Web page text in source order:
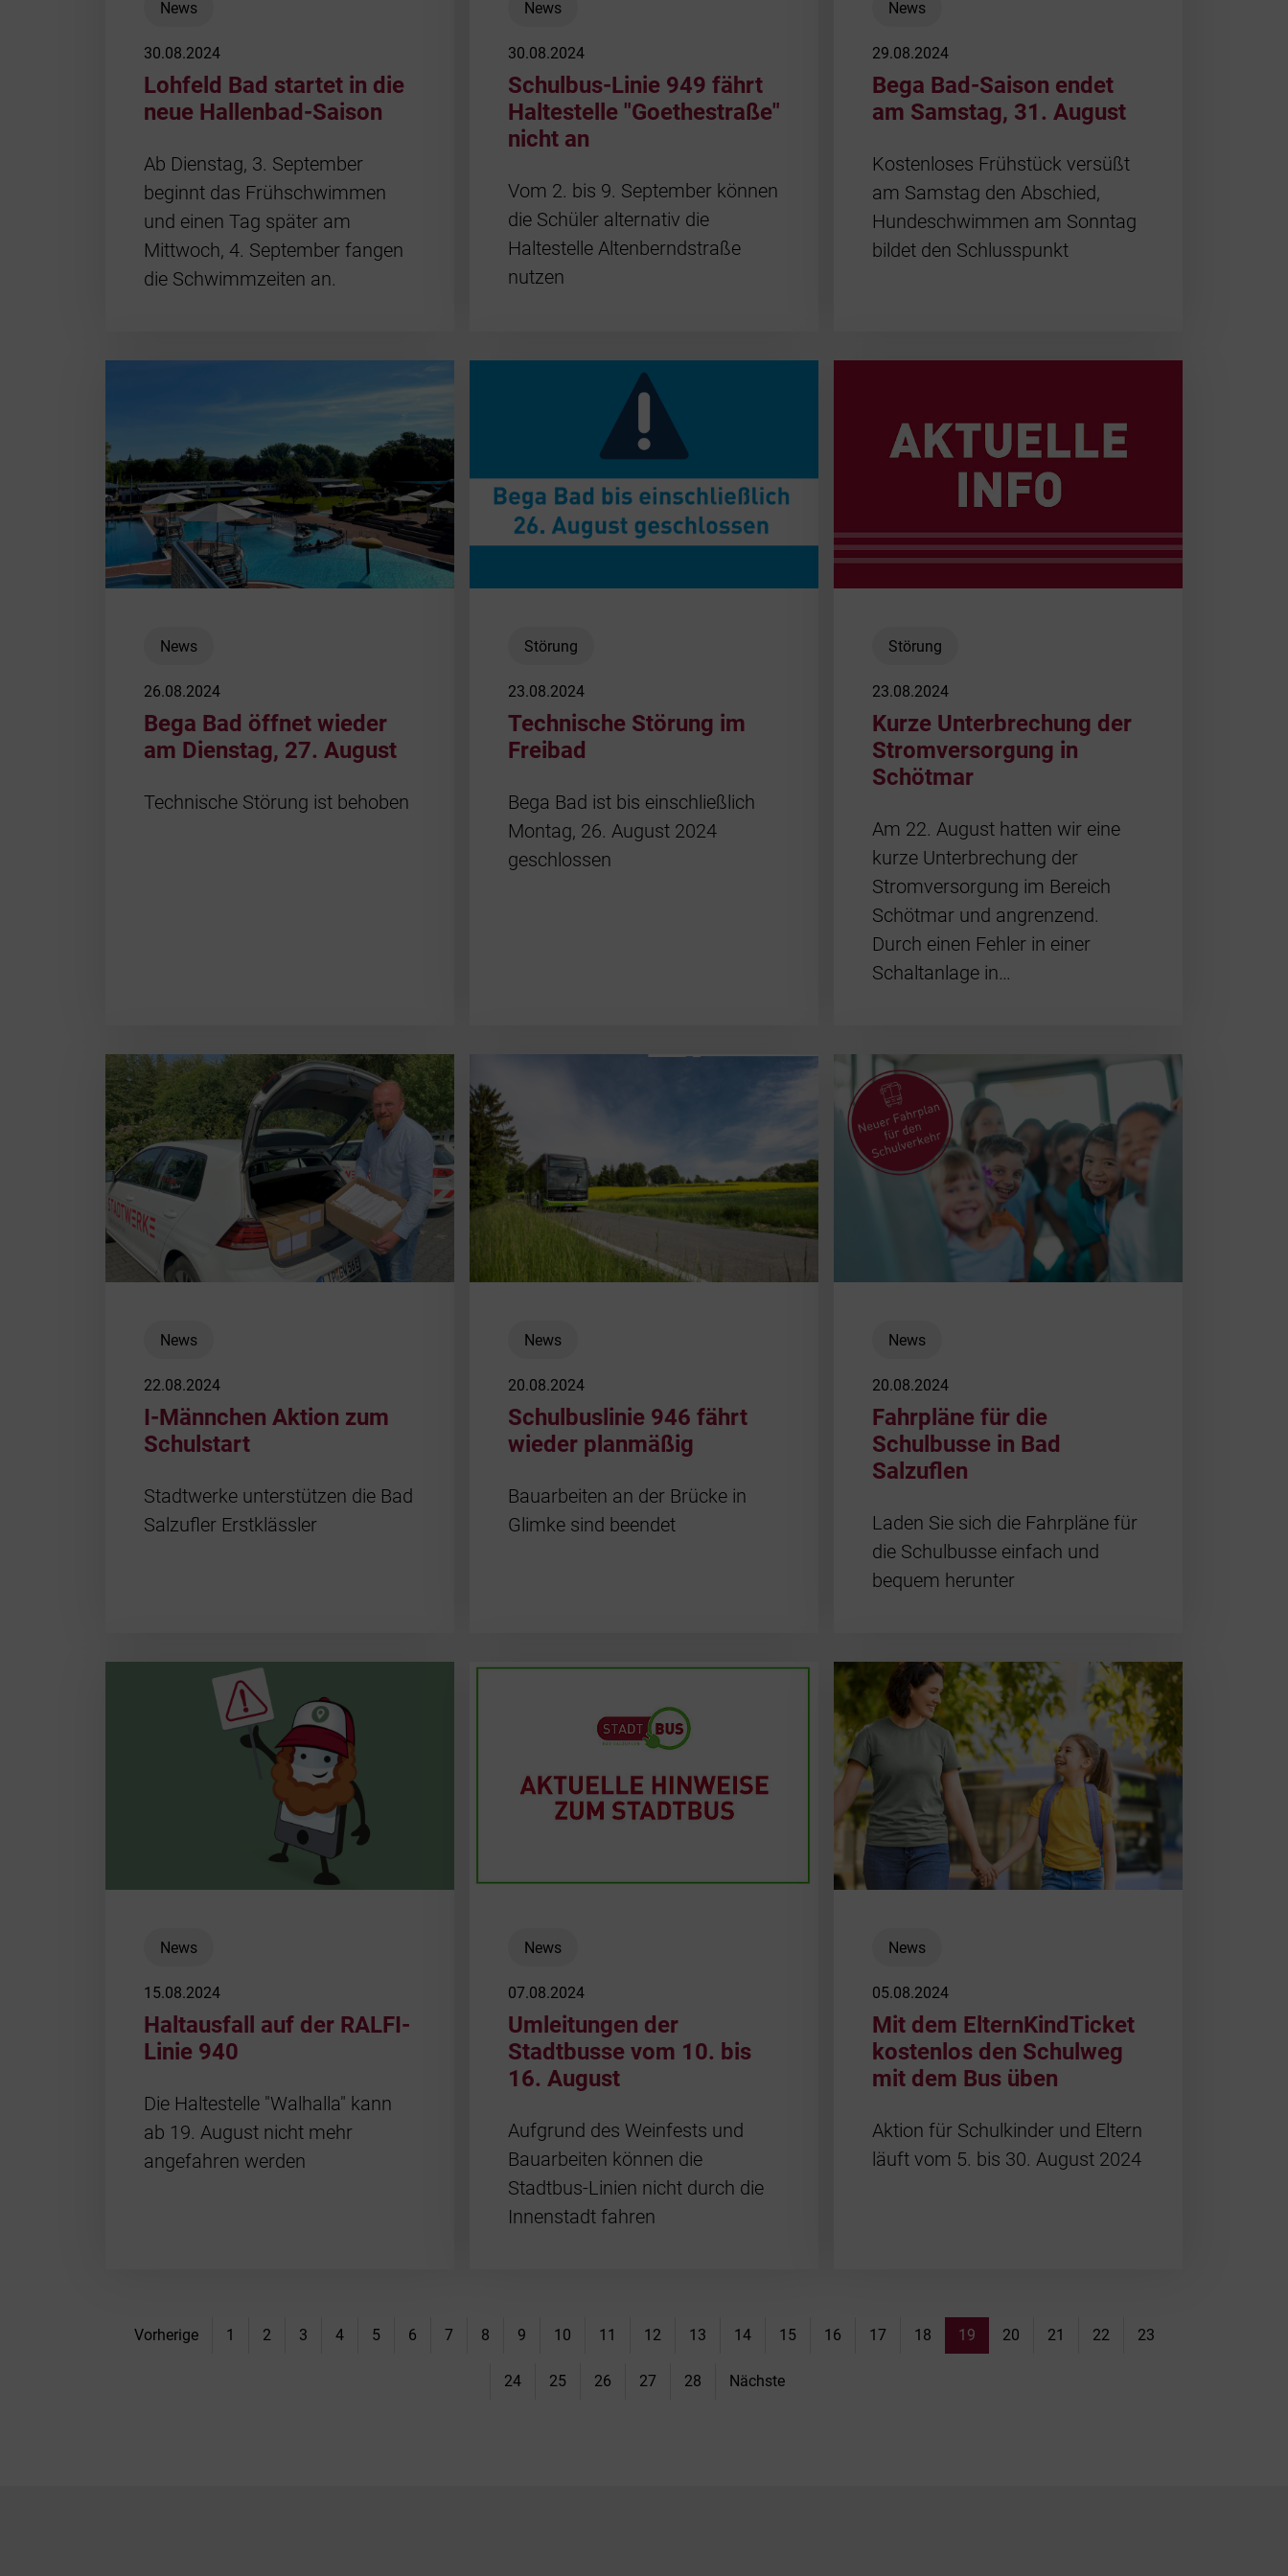
News
30.08.2024
Lohfeld Bad startet in die
neue Hallenbad-Saison
Ab Dienstag, 3. September
beginnt das Frühschwimmen
und einen Tag später am
Mittwoch, 4. September fangen
die Schwimmzeiten an.
News
30.08.2024
Schulbus-Linie 949 fährt
Haltestelle "Goethestraße"
nicht an
Vom 2. bis 9. September können
die Schüler alternativ die
Haltestelle Altenberndstraße
nutzen
News
29.08.2024
Bega Bad-Saison endet
am Samstag, 31. August
Kostenloses Frühstück versüßt
am Samstag den Abschied,
Hundeschwimmen am Sonntag
bildet den Schlusspunkt
News
26.08.2024
Bega Bad öffnet wieder
am Dienstag, 27. August
Technische Störung ist behoben
Störung
23.08.2024
Technische Störung im
Freibad
Bega Bad ist bis einschließlich
Montag, 26. August 2024
geschlossen
Störung
23.08.2024
Kurze Unterbrechung der
Stromversorgung in
Schötmar
Am 22. August hatten wir eine
kurze Unterbrechung der
Stromversorgung im Bereich
Schötmar und angrenzend.
Durch einen Fehler in einer
Schaltanlage in…
News
22.08.2024
I-Männchen Aktion zum
Schulstart
Stadtwerke unterstützen die Bad
Salzufler Erstklässler
News
20.08.2024
Schulbuslinie 946 fährt
wieder planmäßig
Bauarbeiten an der Brücke in
Glimke sind beendet
News
20.08.2024
Fahrpläne für die
Schulbusse in Bad
Salzuflen
Laden Sie sich die Fahrpläne für
die Schulbusse einfach und
bequem herunter
News
15.08.2024
Haltausfall auf der RALFI-
Linie 940
Die Haltestelle "Walhalla" kann
ab 19. August nicht mehr
angefahren werden
News
07.08.2024
Umleitungen der
Stadtbusse vom 10. bis
16. August
Aufgrund des Weinfests und
Bauarbeiten können die
Stadtbus-Linien nicht durch die
Innenstadt fahren
News
05.08.2024
Mit dem ElternKindTicket
kostenlos den Schulweg
mit dem Bus üben
Aktion für Schulkinder und Eltern
läuft vom 5. bis 30. August 2024
Vorherige 1 2 3 4 5 6 7 8 9 10 11 12 13 14 15 16 17 18 19 20 21 22 23
24 25 26 27 28 Nächste